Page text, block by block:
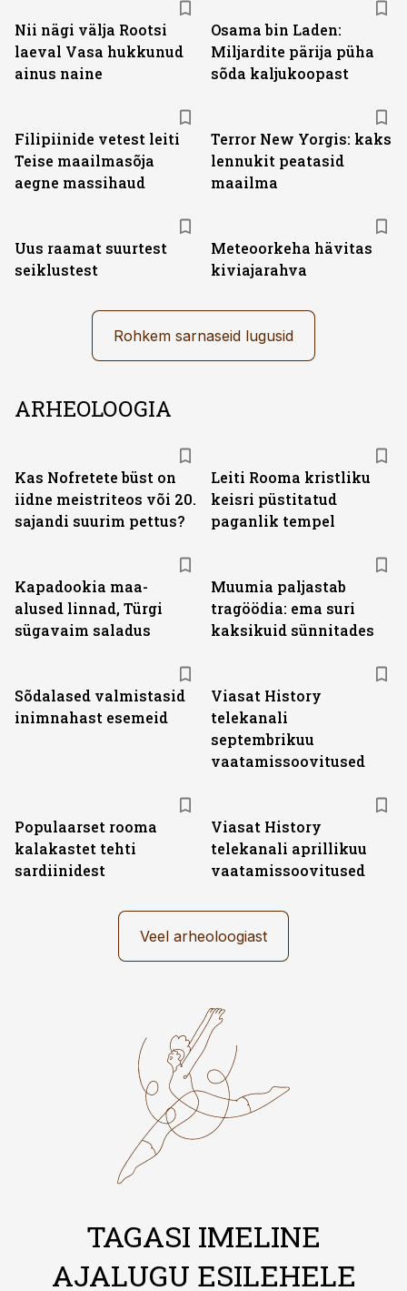
Nii nägi välja Rootsi
laeval Vasa hukkunud
ainus naine
Osama bin Laden:
Miljardite pärija püha
sõda kaljukoopast
Filipiinide vetest leiti
Teise maailmasõja
aegne massihaud
Terror New Yorgis: kaks
lennukit peatasid
maailma
Uus raamat suurtest
seiklustest
Meteoorkeha hävitas
kiviajarahva
Rohkem sarnaseid lugusid
ARHEOLOOGIA
Kas Nofretete büst on
iidne meistriteos või 20.
sajandi suurim pettus?
Leiti Rooma kristliku
keisri püstitatud
paganlik tempel
Kapadookia maa-
alused linnad, Türgi
sügavaim saladus
Muumia paljastab
tragöödia: ema suri
kaksikuid sünnitades
Sõdalased valmistasid
inimnahast esemeid
Viasat History
telekanali
septembrikuu
vaatamissoovitused
Populaarset rooma
kalakastet tehti
sardiinidest
Viasat History
telekanali aprillikuu
vaatamissoovitused
Veel arheoloogiast
TAGASI IMELINE
AJALUGU ESILEHELE